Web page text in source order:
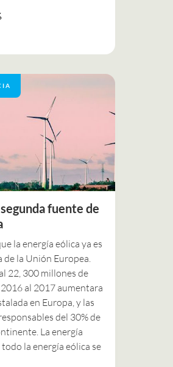
fuente de
la energía eólica ya es
la Unión Europea.
22, 300 millones de
al 2017 aumentara
en Europa, y las
del 30% de
La energía
la energía eólica se